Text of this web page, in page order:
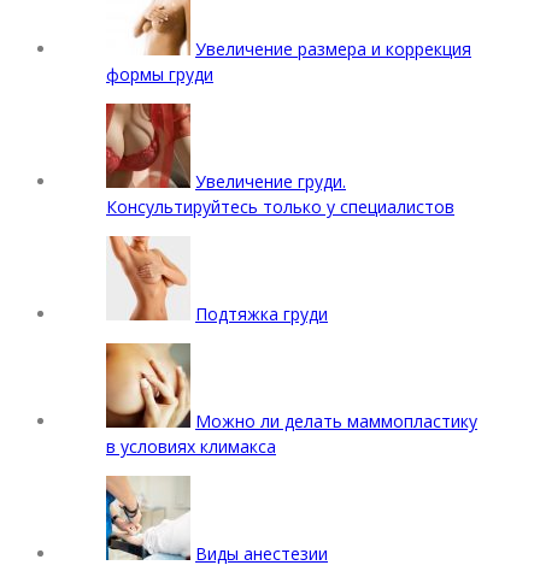
Увеличение размера и коррекция
формы груди
Увеличение груди.
Консультируйтесь только у специалистов
Подтяжка груди
Можно ли делать маммопластику
в условиях климакса
Виды анестезии